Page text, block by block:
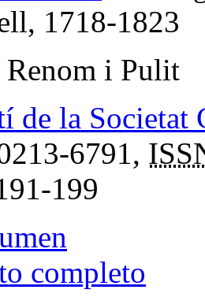
1718-1823
Renom i Pulit
de la Societat
6791,
199
completo